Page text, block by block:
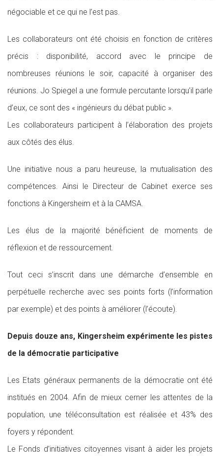
négociable et ce qui ne l’est pas.
Les collaborateurs ont été choisis en fonction de critères
précis : disponibilité, accord avec le principe de
nombreuses réunions le soir, capacité à organiser des
réunions. Jo Spiegel a une formule percutante lorsqu’il parle
d’eux, ce sont des « ingénieurs du débat public ».
Les collaborateurs participent à l’élaboration des projets
aux côtés des élus.
Une initiative nous a paru heureuse, la mutualisation des
compétences. Ainsi le Directeur de Cabinet exerce ses
fonctions à Kingersheim et à la CAMSA.
Les élus de la majorité bénéficient de moments de
réflexion et de ressourcement.
Tout ceci s’inscrit dans une démarche d’ensemble en
perpétuelle recherche avec ses points forts (l’information
par exemple) et des points à améliorer (l’écoute).
Depuis douze ans, Kingersheim expérimente les pistes
de la démocratie participative
Les Etats généraux permanents de la démocratie ont été
institués en 2004. Afin de mieux cerner les attentes de la
population, une téléconsultation est réalisée et 43% des
foyers y répondent.
Le Fonds d’initiatives citoyennes visant à aider les projets